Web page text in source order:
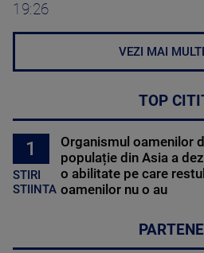
19:26
VEZI MAI
TOP
1
STIRI
STIINTA
Organismul oamenilor
populație din Asia a
o abilitate pe care restul
oamenilor nu o au